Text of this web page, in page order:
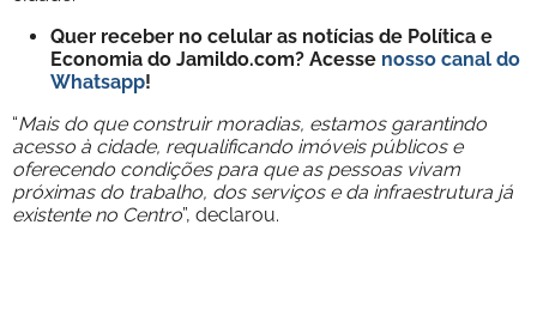
Quer receber no celular as notícias de Política e
Economia do Jamildo.com? Acesse nosso canal do
Whatsapp!
“Mais do que construir moradias, estamos garantindo
acesso à cidade, requalificando imóveis públicos e
oferecendo condições para que as pessoas vivam
próximas do trabalho, dos serviços e da infraestrutura já
existente no Centro”, declarou.